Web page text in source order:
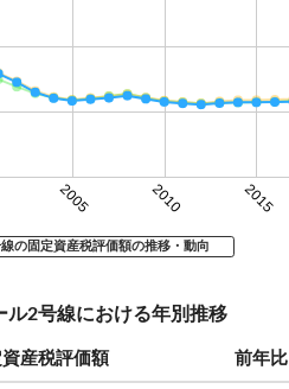
2005 2010 2015
の固定資産税評価額の推移・動向
ル2号線における年別推移
資産税評価額 前年比